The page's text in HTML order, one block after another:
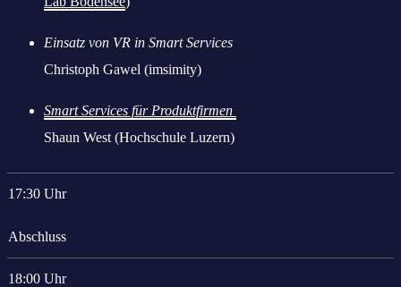
Einsatz von VR in Smart Services
Christoph Gawel (imsimity)
Smart Services für Produktfirmen
Shaun West (Hochschule Luzern)
17:30 Uhr
Abschluss
18:00 Uhr